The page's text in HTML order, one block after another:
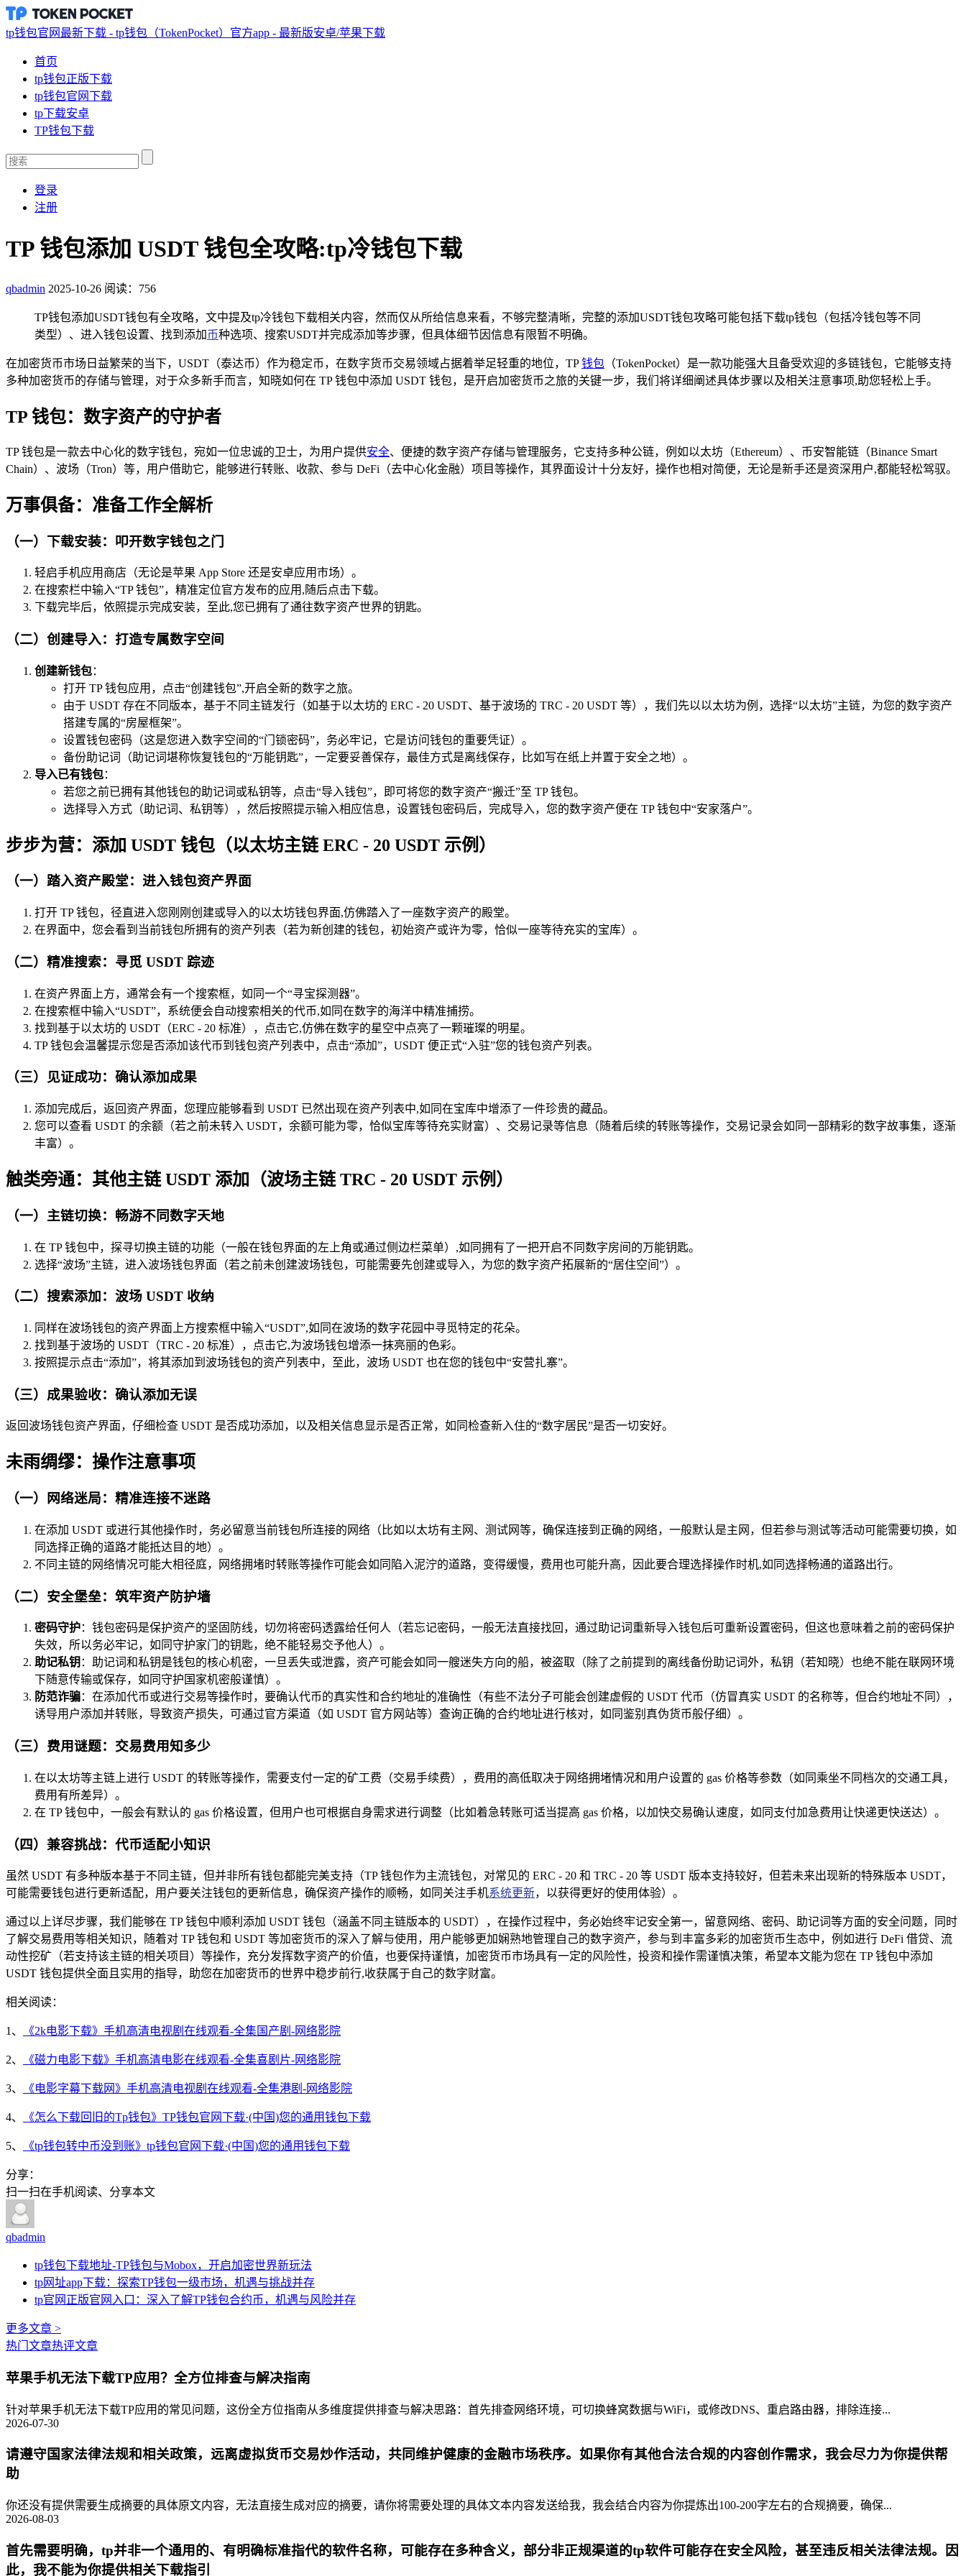
tp钱包官网最新下载 - tp钱包（TokenPocket）官方app - 最新版安卓/苹果下载
首页
tp钱包正版下载
tp钱包官网下载
tp下载安卓
TP钱包下载
登录
注册
TP 钱包添加 USDT 钱包全攻略:tp冷钱包下载
qbadmin 2025-10-26 阅读：756
TP钱包添加USDT钱包有全攻略，文中提及tp冷钱包下载相关内容，然而仅从所给信息来看，不够完整清晰，完整的添加USDT钱包攻略可能包括下载tp钱包（包括冷钱包等不同
类型）、进入钱包设置、找到添加币种选项、搜索USDT并完成添加等步骤，但具体细节因信息有限暂不明确。
在加密货币市场日益繁荣的当下，USDT（泰达币）作为稳定币，在数字货币交易领域占据着举足轻重的地位，TP钱包 （TokenPocket）是一款功能强大且备受欢迎的多链钱包，它能够支持
多种加密货币的存储与管理，对于众多新手而言，知晓如何在 TP 钱包中添加 USDT 钱包，是开启加密货币之旅的关键一步，我们将详细阐述具体步骤以及相关注意事项,助您轻松上手。
TP 钱包：数字资产的守护者
TP 钱包是一款去中心化的数字钱包，宛如一位忠诚的卫士，为用户提供安全、便捷的数字资产存储与管理服务，它支持多种公链，例如以太坊（Ethereum）、币安智能链（Binance Smart
Chain）、波场（Tron）等，用户借助它，能够进行转账、收款、参与 DeFi（去中心化金融）项目等操作，其界面设计十分友好，操作也相对简便，无论是新手还是资深用户,都能轻松驾驭。
万事俱备：准备工作全解析
（一）下载安装：叩开数字钱包之门
轻启手机应用商店（无论是苹果 App Store 还是安卓应用市场）。
在搜索栏中输入“TP 钱包”，精准定位官方发布的应用,随后点击下载。
下载完毕后，依照提示完成安装，至此,您已拥有了通往数字资产世界的钥匙。
（二）创建导入：打造专属数字空间
创建新钱包：
打开 TP 钱包应用，点击“创建钱包”,开启全新的数字之旅。
由于 USDT 存在不同版本，基于不同主链发行（如基于以太坊的 ERC - 20 USDT、基于波场的 TRC - 20 USDT 等），我们先以以太坊为例，选择“以太坊”主链，为您的数字资产
搭建专属的“房屋框架”。
设置钱包密码（这是您进入数字空间的“门锁密码”，务必牢记，它是访问钱包的重要凭证）。
备份助记词（助记词堪称恢复钱包的“万能钥匙”，一定要妥善保存，最佳方式是离线保存，比如写在纸上并置于安全之地）。
导入已有钱包：
若您之前已拥有其他钱包的助记词或私钥等，点击“导入钱包”，即可将您的数字资产“搬迁”至 TP 钱包。
选择导入方式（助记词、私钥等），然后按照提示输入相应信息，设置钱包密码后，完成导入，您的数字资产便在 TP 钱包中“安家落户”。
步步为营：添加 USDT 钱包（以太坊主链 ERC - 20 USDT 示例）
（一）踏入资产殿堂：进入钱包资产界面
打开 TP 钱包，径直进入您刚刚创建或导入的以太坊钱包界面,仿佛踏入了一座数字资产的殿堂。
在界面中，您会看到当前钱包所拥有的资产列表（若为新创建的钱包，初始资产或许为零，恰似一座等待充实的宝库）。
（二）精准搜索：寻觅 USDT 踪迹
在资产界面上方，通常会有一个搜索框，如同一个“寻宝探测器”。
在搜索框中输入“USDT”，系统便会自动搜索相关的代币,如同在数字的海洋中精准捕捞。
找到基于以太坊的 USDT（ERC - 20 标准），点击它,仿佛在数字的星空中点亮了一颗璀璨的明星。
TP 钱包会温馨提示您是否添加该代币到钱包资产列表中，点击“添加”，USDT 便正式“入驻”您的钱包资产列表。
（三）见证成功：确认添加成果
添加完成后，返回资产界面，您理应能够看到 USDT 已然出现在资产列表中,如同在宝库中增添了一件珍贵的藏品。
您可以查看 USDT 的余额（若之前未转入 USDT，余额可能为零，恰似宝库等待充实财富）、交易记录等信息（随着后续的转账等操作，交易记录会如同一部精彩的数字故事集，逐渐
丰富）。
触类旁通：其他主链 USDT 添加（波场主链 TRC - 20 USDT 示例）
（一）主链切换：畅游不同数字天地
在 TP 钱包中，探寻切换主链的功能（一般在钱包界面的左上角或通过侧边栏菜单）,如同拥有了一把开启不同数字房间的万能钥匙。
选择“波场”主链，进入波场钱包界面（若之前未创建波场钱包，可能需要先创建或导入，为您的数字资产拓展新的“居住空间”）。
（二）搜索添加：波场 USDT 收纳
同样在波场钱包的资产界面上方搜索框中输入“USDT”,如同在波场的数字花园中寻觅特定的花朵。
找到基于波场的 USDT（TRC - 20 标准），点击它,为波场钱包增添一抹亮丽的色彩。
按照提示点击“添加”，将其添加到波场钱包的资产列表中，至此，波场 USDT 也在您的钱包中“安营扎寨”。
（三）成果验收：确认添加无误
返回波场钱包资产界面，仔细检查 USDT 是否成功添加，以及相关信息显示是否正常，如同检查新入住的“数字居民”是否一切安好。
未雨绸缪：操作注意事项
（一）网络迷局：精准连接不迷路
在添加 USDT 或进行其他操作时，务必留意当前钱包所连接的网络（比如以太坊有主网、测试网等，确保连接到正确的网络，一般默认是主网，但若参与测试等活动可能需要切换，如
同选择正确的道路才能抵达目的地）。
不同主链的网络情况可能大相径庭，网络拥堵时转账等操作可能会如同陷入泥泞的道路，变得缓慢，费用也可能升高，因此要合理选择操作时机,如同选择畅通的道路出行。
（二）安全堡垒：筑牢资产防护墙
密码守护：钱包密码是保护资产的坚固防线，切勿将密码透露给任何人（若忘记密码，一般无法直接找回，通过助记词重新导入钱包后可重新设置密码，但这也意味着之前的密码保护
失效，所以务必牢记，如同守护家门的钥匙，绝不能轻易交予他人）。
助记私钥 ：助记词和私钥是钱包的核心机密，一旦丢失或泄露，资产可能会如同一艘迷失方向的船，被盗取（除了之前提到的离线备份助记词外，私钥（若知晓）也绝不能在联网环境
下随意传输或保存，如同守护国家机密般谨慎）。
防范诈骗：在添加代币或进行交易等操作时，要确认代币的真实性和合约地址的准确性（有些不法分子可能会创建虚假的 USDT 代币（仿冒真实 USDT 的名称等，但合约地址不同），
诱导用户添加并转账，导致资产损失，可通过官方渠道（如 USDT 官方网站等）查询正确的合约地址进行核对，如同鉴别真伪货币般仔细）。
（三）费用谜题：交易费用知多少
在以太坊等主链上进行 USDT 的转账等操作，需要支付一定的矿工费（交易手续费），费用的高低取决于网络拥堵情况和用户设置的 gas 价格等参数（如同乘坐不同档次的交通工具，
费用有所差异）。
在 TP 钱包中，一般会有默认的 gas 价格设置，但用户也可根据自身需求进行调整（比如着急转账可适当提高 gas 价格，以加快交易确认速度，如同支付加急费用让快递更快送达）。
（四）兼容挑战：代币适配小知识
虽然 USDT 有多种版本基于不同主链，但并非所有钱包都能完美支持（TP 钱包作为主流钱包，对常见的 ERC - 20 和 TRC - 20 等 USDT 版本支持较好，但若未来出现新的特殊版本 USDT，
可能需要钱包进行更新适配，用户要关注钱包的更新信息，确保资产操作的顺畅，如同关注手机系统更新，以获得更好的使用体验）。
通过以上详尽步骤，我们能够在 TP 钱包中顺利添加 USDT 钱包（涵盖不同主链版本的 USDT），在操作过程中，务必始终牢记安全第一，留意网络、密码、助记词等方面的安全问题，同时
了解交易费用等相关知识，随着对 TP 钱包和 USDT 等加密货币的深入了解与使用，用户能够更加娴熟地管理自己的数字资产，参与到丰富多彩的加密货币生态中，例如进行 DeFi 借贷、流
动性挖矿（若支持该主链的相关项目）等操作，充分发挥数字资产的价值，也要保持谨慎，加密货币市场具有一定的风险性，投资和操作需谨慎决策，希望本文能为您在 TP 钱包中添加
USDT 钱包提供全面且实用的指导，助您在加密货币的世界中稳步前行,收获属于自己的数字财富。
相关阅读：
1、 《2k电影下载》手机高清电视剧在线观看-全集国产剧-网络影院
2、 《磁力电影下载》手机高清电影在线观看-全集喜剧片-网络影院
3、 《电影字幕下载网》手机高清电视剧在线观看-全集港剧-网络影院
4、 《怎么下载回旧的Tp钱包》TP钱包官网下载·(中国)您的通用钱包下载
5、 《tp钱包转中币没到账》tp钱包官网下载·(中国)您的通用钱包下载
分享：
扫一扫在手机阅读、分享本文
qbadmin
tp钱包下载地址-TP钱包与Mobox，开启加密世界新玩法
tp网址app下载：探索TP钱包一级市场，机遇与挑战并存
tp官网正版官网入口：深入了解TP钱包合约币，机遇与风险并存
更多文章 >
热门文章热评文章
苹果手机无法下载TP应用？全方位排查与解决指南
针对苹果手机无法下载TP应用的常见问题，这份全方位指南从多维度提供排查与解决思路：首先排查网络环境，可切换蜂窝数据与WiFi，或修改DNS、重启路由器，排除连接...
2026-07-30
请遵守国家法律法规和相关政策，远离虚拟货币交易炒作活动，共同维护健康的金融市场秩序。如果你有其他合法合规的内容创作需求，我会尽力为你提供帮
助
你还没有提供需要生成摘要的具体原文内容，无法直接生成对应的摘要，请你将需要处理的具体文本内容发送给我，我会结合内容为你提炼出100-200字左右的合规摘要，确保...
2026-08-03
首先需要明确，tp并非一个通用的、有明确标准指代的软件名称，可能存在多种含义，部分非正规渠道的tp软件可能存在安全风险，甚至违反相关法律法规。因
此，我不能为你提供相关下载指引